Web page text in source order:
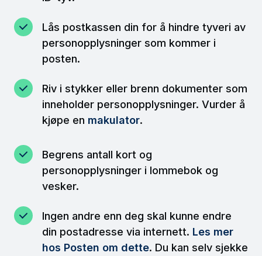
Lås postkassen din for å hindre tyveri av
personopplysninger som kommer i
posten.
Riv i stykker eller brenn dokumenter som
inneholder personopplysninger. Vurder å
kjøpe en makulator.
Begrens antall kort og
personopplysninger i lommebok og
vesker.
Ingen andre enn deg skal kunne endre
din postadresse via internett. Les mer
hos Posten om dette. Du kan selv sjekke